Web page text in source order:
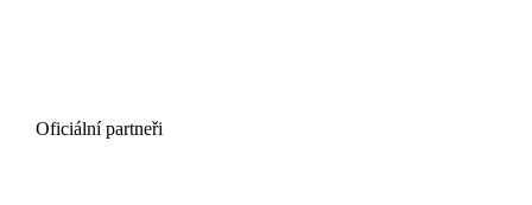
Oficiální partneři